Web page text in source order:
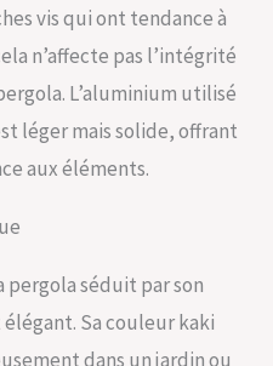
vis qui ont tendance à
n’affecte pas l’intégrité
L’aluminium utilisé
léger mais solide, offrant
aux éléments.
séduit par son
Sa couleur kaki
dans un jardin ou